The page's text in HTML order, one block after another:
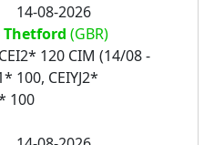
14-08-2026
Thetford (GBR)
120 CIM (14/08 -
100, CEIYJ2*
100